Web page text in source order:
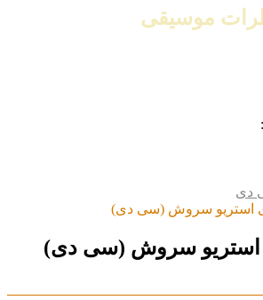
موسیقی
دی
استریو سروش (سی دی)
استریو سروش (سی دی)